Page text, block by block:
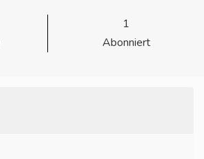
1
Abonniert